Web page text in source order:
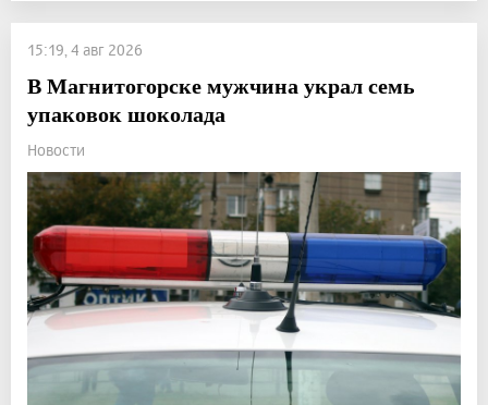
15:19, 4 авг 2026
В Магнитогорске мужчина украл семь
упаковок шоколада
Новости